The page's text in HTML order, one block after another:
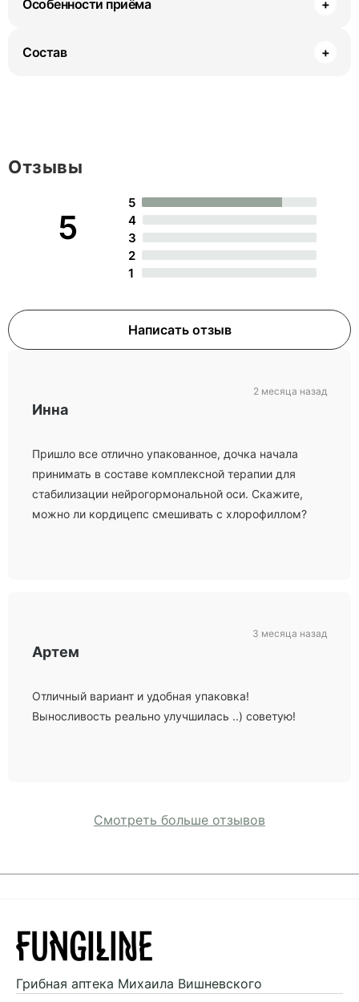
Особенности приёма +
Состав +
5
5
4
3
2
1
Написать отзыв
Отзывы
Инна
Пришло все отлично упакованное, дочка начала
принимать в составе комплексной терапии для
стабилизации нейрогормональной оси. Скажите,
можно ли кордицепс смешивать с хлорофиллом?
2 месяца назад
Артем
Отличный вариант и удобная упаковка!
Выносливость реально улучшилась ..) советую!
3 месяца назад
Смотреть больше отзывов
Грибная аптека Михаила Вишневского